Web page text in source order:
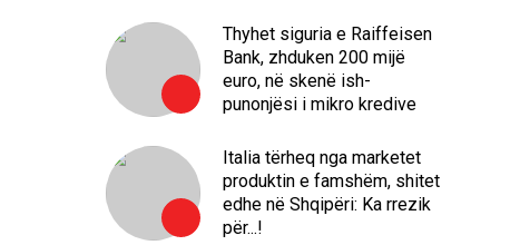
Thyhet siguria e Raiffeisen
Bank, zhduken 200 mijë
euro, në skenë ish-
punonjësi i mikro kredive
Italia tërheq nga marketet
produktin e famshëm, shitet
edhe në Shqipëri: Ka rrezik
për...!